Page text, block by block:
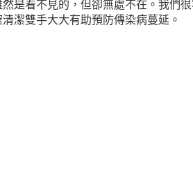
是看不見的，但卻無處不在。我們
潔雙手大大有助預防傳染病蔓延。